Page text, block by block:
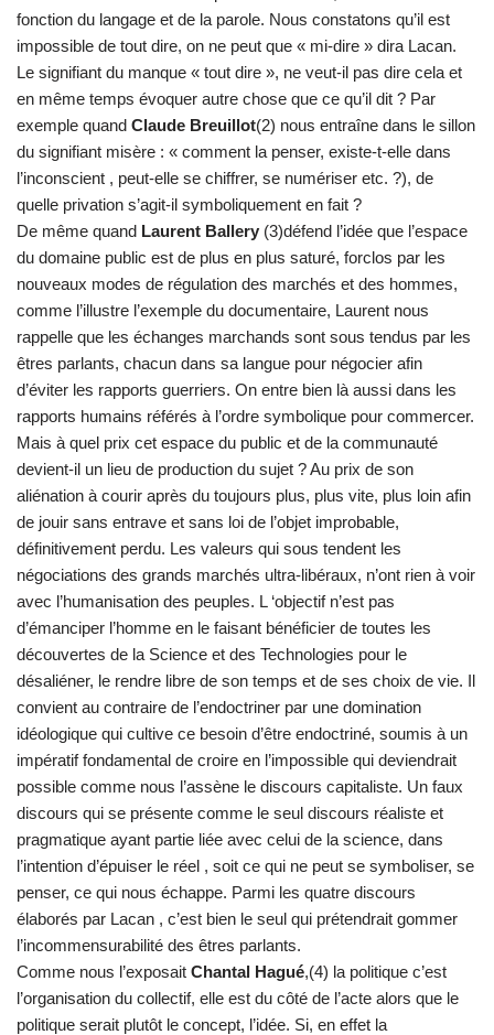
fonction du langage et de la parole. Nous constatons qu’il est
impossible de tout dire, on ne peut que « mi-dire » dira Lacan.
Le signifiant du manque « tout dire », ne veut-il pas dire cela et
en même temps évoquer autre chose que ce qu’il dit ? Par
exemple quand Claude Breuillot(2) nous entraîne dans le sillon
du signifiant misère : « comment la penser, existe-t-elle dans
l’inconscient , peut-elle se chiffrer, se numériser etc. ?), de
quelle privation s’agit-il symboliquement en fait ?
De même quand Laurent Ballery (3)défend l’idée que l’espace
du domaine public est de plus en plus saturé, forclos par les
nouveaux modes de régulation des marchés et des hommes,
comme l’illustre l’exemple du documentaire, Laurent nous
rappelle que les échanges marchands sont sous tendus par les
êtres parlants, chacun dans sa langue pour négocier afin
d’éviter les rapports guerriers. On entre bien là aussi dans les
rapports humains référés à l’ordre symbolique pour commercer.
Mais à quel prix cet espace du public et de la communauté
devient-il un lieu de production du sujet ? Au prix de son
aliénation à courir après du toujours plus, plus vite, plus loin afin
de jouir sans entrave et sans loi de l’objet improbable,
définitivement perdu. Les valeurs qui sous tendent les
négociations des grands marchés ultra-libéraux, n’ont rien à voir
avec l’humanisation des peuples. L ‘objectif n’est pas
d’émanciper l’homme en le faisant bénéficier de toutes les
découvertes de la Science et des Technologies pour le
désaliéner, le rendre libre de son temps et de ses choix de vie. Il
convient au contraire de l’endoctriner par une domination
idéologique qui cultive ce besoin d’être endoctriné, soumis à un
impératif fondamental de croire en l’impossible qui deviendrait
possible comme nous l’assène le discours capitaliste. Un faux
discours qui se présente comme le seul discours réaliste et
pragmatique ayant partie liée avec celui de la science, dans
l’intention d’épuiser le réel , soit ce qui ne peut se symboliser, se
penser, ce qui nous échappe. Parmi les quatre discours
élaborés par Lacan , c’est bien le seul qui prétendrait gommer
l’incommensurabilité des êtres parlants.
Comme nous l’exposait Chantal Hagué,(4) la politique c’est
l’organisation du collectif, elle est du côté de l’acte alors que le
politique serait plutôt le concept, l’idée. Si, en effet la